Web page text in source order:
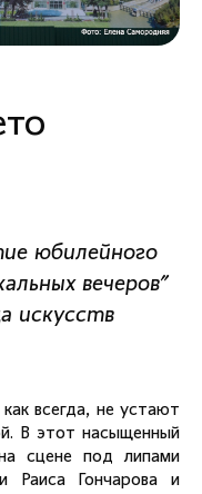
юбилейного
вечеров"
искусств
всегда, не устают
В этот насыщенный
сцене под липами
Раиса Гончарова и